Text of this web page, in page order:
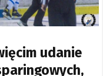
udanie